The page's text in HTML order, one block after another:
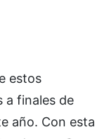
estos
a finales de
año. Con esta